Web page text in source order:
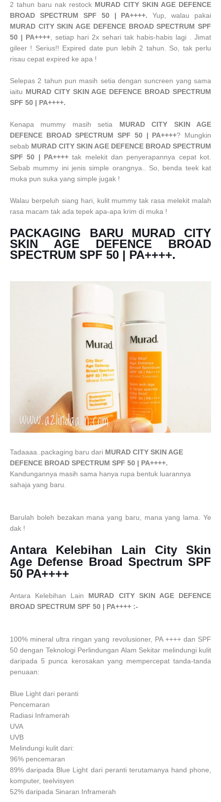
2 tahun baru nak restock MURAD CITY SKIN AGE DEFENCE
BROAD SPECTRUM SPF 50 | PA++++. Yup, walau pakai
MURAD CITY SKIN AGE DEFENCE BROAD SPECTRUM SPF
50 | PA++++ , setiap hari 2x sehari tak habis-habis lagi . Jimat
gileer ! Serius!! Expired date pun lebih 2 tahun. So, tak perlu
risau cepat expired ke apa !
Selepas 2 tahun pun masih setia dengan suncreen yang sama
iaitu MURAD CITY SKIN AGE DEFENCE BROAD SPECTRUM
SPF 50 | PA++++.
Kenapa mummy masih setia MURAD CITY SKIN AGE
DEFENCE BROAD SPECTRUM SPF 50 | PA++++? Mungkin
sebab MURAD CITY SKIN AGE DEFENCE BROAD SPECTRUM
SPF 50 | PA++++ tak melekit dan penyerapannya cepat kot.
Sebab mummy ini jenis simple orangnya.. So, benda teek kat
muka pun suka yang simple jugak !
Walau berpeluh siang hari, kulit mummy tak rasa melekit malah
rasa macam tak ada tepek apa-apa krim di muka !
PACKAGING BARU MURAD CITY
SKIN AGE DEFENCE BROAD
SPECTRUM SPF 50 | PA++++.
Tadaaaa..packaging baru dari MURAD CITY SKIN AGE
DEFENCE BROAD SPECTRUM SPF 50 | PA++++.
Kandungannya masih sama hanya rupa bentuk luarannya
sahaja yang baru.
Barulah boleh bezakan mana yang baru, mana yang lama. Ye
dak !
Antara Kelebihan Lain City Skin
Age Defense Broad Spectrum SPF
50 PA++++
Antara Kelebihan Lain MURAD CITY SKIN AGE DEFENCE
BROAD SPECTRUM SPF 50 | PA++++ :-
100% mineral ultra ringan yang revolusioner, PA ++++ dan SPF
50 dengan Teknologi Perlindungan Alam Sekitar melindungi kulit
daripada 5 punca kerosakan yang mempercepat tanda-tanda
penuaan:
Blue Light dari peranti
Pencemaran
Radiasi Inframerah
UVA
UVB
Melindungi kulit dari:
96% pencemaran
89% daripada Blue Light dari peranti terutamanya hand phone,
komputer, teelvisyen
52% daripada Sinaran Inframerah